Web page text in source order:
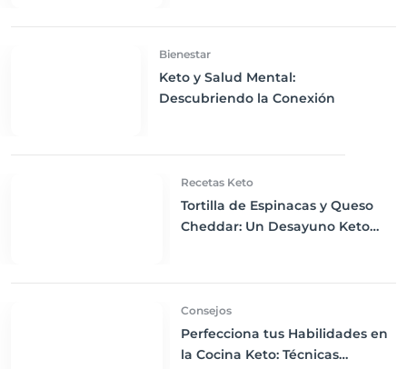
Bienestar
Keto y Salud Mental:
Descubriendo la Conexión
Recetas Keto
Tortilla de Espinacas y Queso
Cheddar: Un Desayuno Keto
Consejos
Perfecciona tus Habilidades en
la Cocina Keto: Técnicas